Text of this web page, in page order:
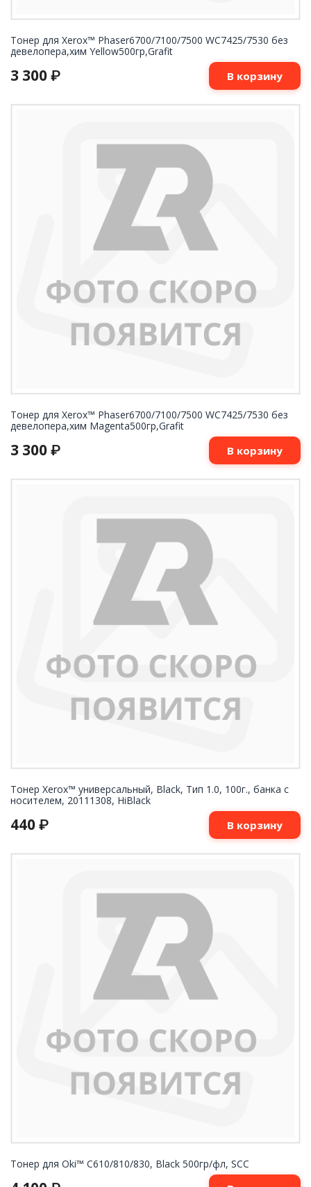
Тонер для Xerox™ Phaser6700/7100/7500 WC7425/7530 без
девелопера,хим Yellow500гр,Grafit
3 300 ₽ В корзину
Тонер для Xerox™ Phaser6700/7100/7500 WC7425/7530 без
девелопера,хим Magenta500гр,Grafit
3 300 ₽ В корзину
Тонер Xerox™ универсальный, Black, Тип 1.0, 100г., банка с
носителем, 20111308, HiBlack
440 ₽ В корзину
Тонер для Oki™ C610/810/830, Black 500гр/фл, SCC